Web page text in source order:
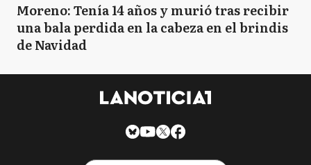
Moreno: Tenía 14 años y murió tras recibir
una bala perdida en la cabeza en el brindis
de Navidad